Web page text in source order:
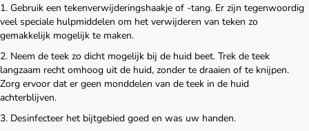
1. Gebruik een tekenverwijderingshaakje of -tang. Er zijn tegenwoordig
veel speciale hulpmiddelen om het verwijderen van teken zo
gemakkelijk mogelijk te maken.
2. Neem de teek zo dicht mogelijk bij de huid beet. Trek de teek
langzaam recht omhoog uit de huid, zonder te draaien of te knijpen.
Zorg ervoor dat er geen monddelen van de teek in de huid
achterblijven.
3. Desinfecteer het bijtgebied goed en was uw handen.